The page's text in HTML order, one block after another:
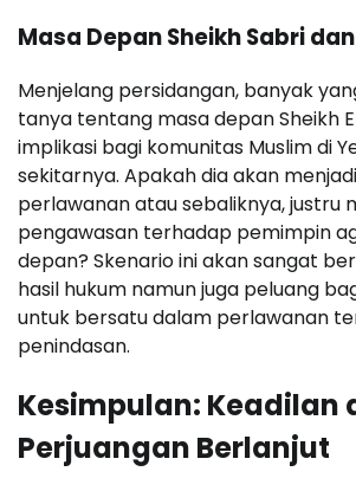
Masa Depan Sheikh Sabri
Menjelang persidangan, banyak
tanya tentang masa depan Sheikh
implikasi bagi komunitas Muslim di
sekitarnya. Apakah dia akan
perlawanan atau sebaliknya, justru
pengawasan terhadap pemimpin
depan? Skenario ini akan sangat
hasil hukum namun juga peluang
untuk bersatu dalam perlawanan
penindasan.
Kesimpulan: Keadilan
Perjuangan Berlanjut